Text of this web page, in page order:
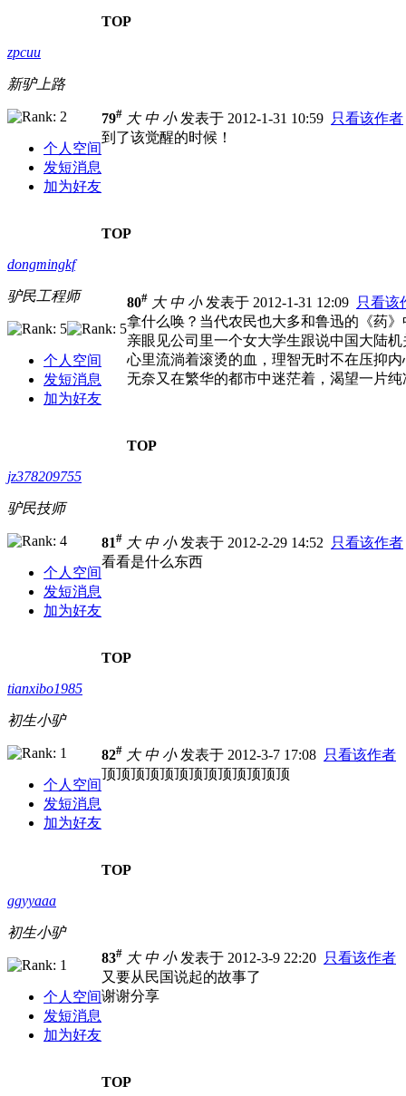
TOP
zpcuu
新驴上路
个人空间
发短消息
加为好友
79# 大 中 小发表于 2012-1-31 10:59 只看该作者
到了该觉醒的时候！
TOP
dongmingkf
驴民工程师
个人空间
发短消息
加为好友
80# 大 中 小发表于 2012-1-31 12:09 只看该
拿什么唤？当代农民也大多和鲁迅的《药
亲眼见公司里一个女大学生跟说中国大陆
心里流淌着滚烫的血，理智无时不在压抑
无奈又在繁华的都市中迷茫着，渴望一片
TOP
jz378209755
驴民技师
个人空间
发短消息
加为好友
81# 大 中 小发表于 2012-2-29 14:52
只看该作者
看看是什么东西
TOP
tianxibo1985
初生小驴
个人空间
发短消息
加为好友
82# 大 中 小发表于 2012-3-7 17:08 只看该作者
顶顶顶顶顶顶顶顶顶顶顶顶顶
TOP
ggyyaaa
初生小驴
个人空间
发短消息
加为好友
83# 大 中 小发表于 2012-3-9 22:20 只看该作者
又要从民国说起的故事了
谢谢分享
TOP